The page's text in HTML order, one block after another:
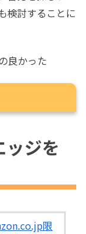
検討することに
良かった
存在を知ら
ッジを
限